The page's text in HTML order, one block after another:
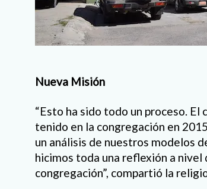
Nueva Misión
“Esto ha sido todo un proceso. El
tenido en la congregación en
un análisis de nuestros modelos
hicimos toda una reflexión a nivel
congregación”, compartió la